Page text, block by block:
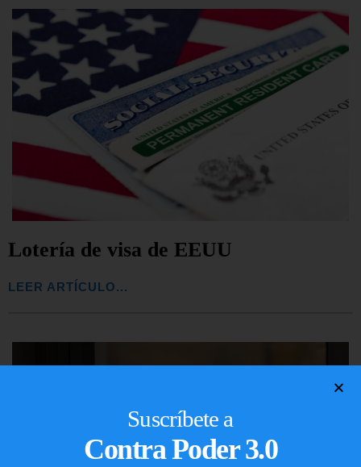
Lotería de visa de EEUU
LEER ARTÍCULO...
Suscríbete a
Contra Poder 3.0